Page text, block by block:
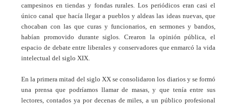
campesinos en tiendas y fondas rurales. Los periódicos eran casi el
único canal que hacía llegar a pueblos y aldeas las ideas nuevas, que
chocaban con las que curas y funcionarios, en sermones y bandos,
habían promovido durante siglos. Crearon la opinión pública, el
espacio de debate entre liberales y conservadores que enmarcó la vida
intelectual del siglo XIX.
En la primera mitad del siglo XX se consolidaron los diarios y se formó
una prensa que podríamos llamar de masas, y que tenía entre sus
lectores, contados ya por decenas de miles, a un público profesional